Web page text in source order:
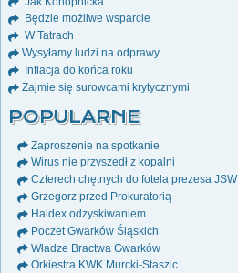
Będzie możliwe wsparcie
W Tatrach
Wysyłamy ludzi na odprawy
Inflacja do końca roku
Zajmie się surowcami krytycznymi
POPULARNE
Zaproszenie na spotkanie
Wirus nie przyszedł z kopalni
Czterech chętnych do fotela prezesa JSW
Grzegorz przed Prokuratorią
Haldex odzyskiwaniem
Poczet Gwarków Śląskich
Władze Bractwa Gwarków
Orkiestra KWK Murcki-Staszic